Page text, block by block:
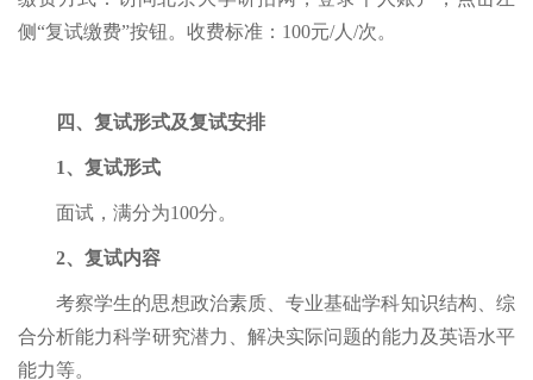
侧“复试缴费”按钮。收费标准：100元/人/次。
四、复试形式及复试安排
1、复试形式
面试，满分为100分。
2、复试内容
考察学生的思想政治素质、专业基础学科知识结构、综
合分析能力科学研究潜力、解决实际问题的能力及英语水平
能力等。